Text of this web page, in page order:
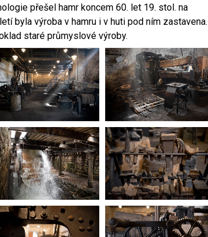
přešel hamr koncem 60. let 19. stol. na
byla výroba v hamru i v huti pod ním zastavena.
staré průmyslové výroby.